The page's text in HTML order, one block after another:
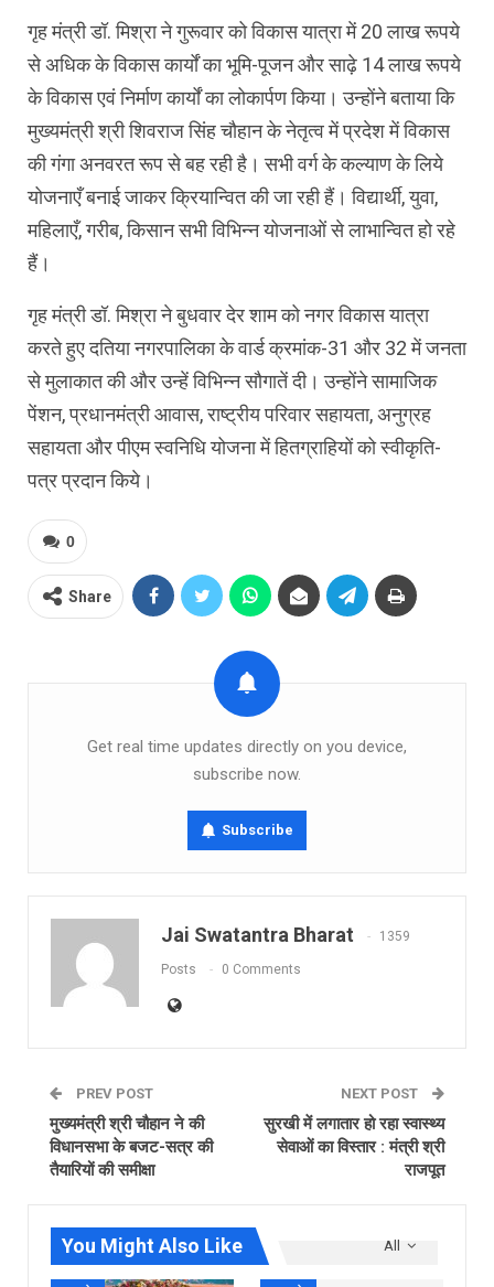
गृह मंत्री डॉ. मिश्रा ने गुरूवार को विकास यात्रा में 20 लाख रूपये
से अधिक के विकास कार्यों का भूमि-पूजन और साढ़े 14 लाख रूपये
के विकास एवं निर्माण कार्यों का लोकार्पण किया। उन्होंने बताया कि
मुख्यमंत्री श्री शिवराज सिंह चौहान के नेतृत्व में प्रदेश में विकास
की गंगा अनवरत रूप से बह रही है। सभी वर्ग के कल्याण के लिये
योजनाएँ बनाई जाकर क्रियान्वित की जा रही हैं। विद्यार्थी, युवा,
महिलाएँ, गरीब, किसान सभी विभिन्न योजनाओं से लाभान्वित हो रहे
हैं।
गृह मंत्री डॉ. मिश्रा ने बुधवार देर शाम को नगर विकास यात्रा
करते हुए दतिया नगरपालिका के वार्ड क्रमांक-31 और 32 में जनता
से मुलाकात की और उन्हें विभिन्न सौगातें दी। उन्होंने सामाजिक
पेंशन, प्रधानमंत्री आवास, राष्ट्रीय परिवार सहायता, अनुग्रह
सहायता और पीएम स्वनिधि योजना में हितग्राहियों को स्वीकृति-
पत्र प्रदान किये।
0
Share
Get real time updates directly on you device,
subscribe now.
Subscribe
Jai Swatantra Bharat 1359
Posts 0 Comments
PREV POST
मुख्यमंत्री श्री चौहान ने की
विधानसभा के बजट-सत्र की
तैयारियों की समीक्षा
NEXT POST
सुरखी में लगातार हो रहा स्वास्थ्य
सेवाओं का विस्तार : मंत्री श्री
राजपूत
All
You Might Also Like